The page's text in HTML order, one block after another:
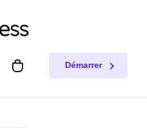
Mon panier
Démarrer